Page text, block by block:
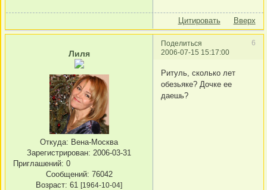
Цитировать Вверх
Поделиться
6
2006-07-15 15:17:00
Лиля
Откуда: Вена-Москва
Зарегистрирован: 2006-03-31
Приглашений: 0
Сообщений: 76042
Возраст: 61 [1964-10-04]
Ритуль, сколько лет
обезьяке? Дочке ее
даешь?